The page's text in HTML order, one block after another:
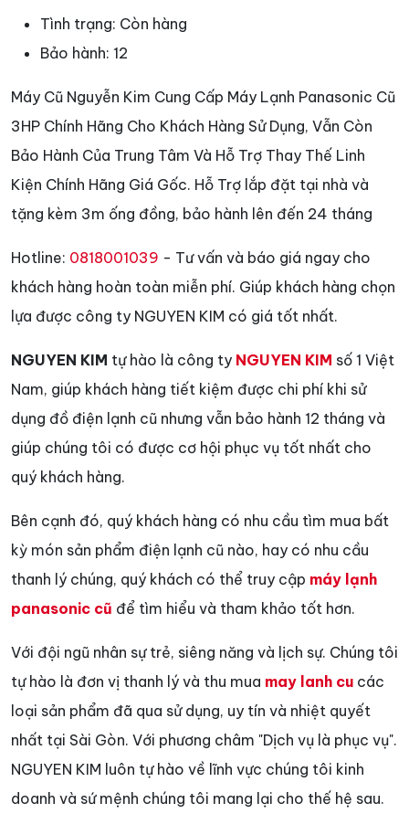
Tình trạng: Còn hàng
Bảo hành: 12
Máy Cũ Nguyễn Kim Cung Cấp Máy Lạnh Panasonic Cũ
3HP Chính Hãng Cho Khách Hàng Sử Dụng, Vẫn Còn
Bảo Hành Của Trung Tâm Và Hỗ Trợ Thay Thế Linh
Kiện Chính Hãng Giá Gốc. Hỗ Trợ lắp đặt tại nhà và
tặng kèm 3m ống đồng, bảo hành lên đến 24 tháng
Hotline: 0818001039 - Tư vấn và báo giá ngay cho
khách hàng hoàn toàn miễn phí. Giúp khách hàng chọn
lựa được công ty NGUYEN KIM có giá tốt nhất.
NGUYEN KIM tự hào là công ty NGUYEN KIM số 1 Việt
Nam, giúp khách hàng tiết kiệm được chi phí khi sử
dụng đồ điện lạnh cũ nhưng vẫn bảo hành 12 tháng và
giúp chúng tôi có được cơ hội phục vụ tốt nhất cho
quý khách hàng.
Bên cạnh đó, quý khách hàng có nhu cầu tìm mua bất
kỳ món sản phẩm điện lạnh cũ nào, hay có nhu cầu
thanh lý chúng, quý khách có thể truy cập máy lạnh
panasonic cũ để tìm hiểu và tham khảo tốt hơn.
Với đội ngũ nhân sự trẻ, siêng năng và lịch sự. Chúng tôi
tự hào là đơn vị thanh lý và thu mua may lanh cu các
loại sản phẩm đã qua sử dụng, uy tín và nhiệt quyết
nhất tại Sài Gòn. Với phương châm "Dịch vụ là phục vụ".
NGUYEN KIM luôn tự hào về lĩnh vực chúng tôi kinh
doanh và sứ mệnh chúng tôi mang lại cho thế hệ sau.